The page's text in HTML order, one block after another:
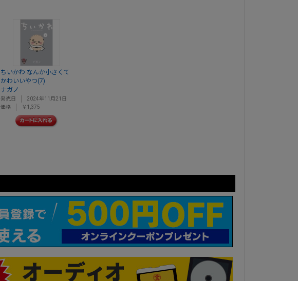
ちいかわ なんか小さくて
かわいいやつ(7)
ナガノ
発売日
2024年11月21日
価格
￥1,375